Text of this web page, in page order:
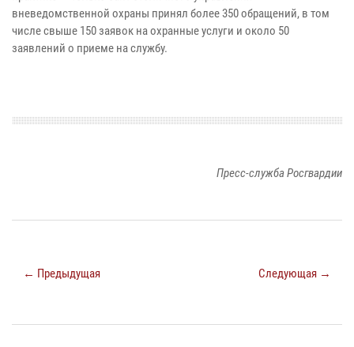
вневедомственной охраны принял более 350 обращений, в том
числе свыше 150 заявок на охранные услуги и около 50
заявлений о приеме на службу.
Пресс-служба Росгвардии
← Предыдущая Следующая →